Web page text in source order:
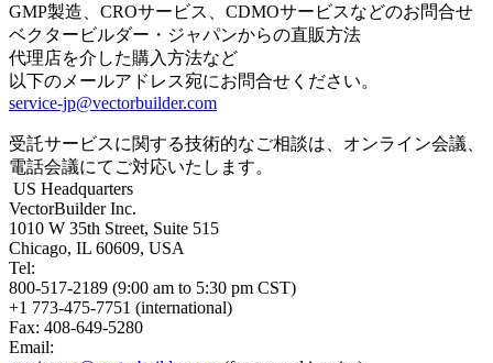
GMP製造、CROサービス、CDMOサービスなどのお問合せ
ベクタービルダー・ジャパンからの直販方法
代理店を介した購入方法など
以下のメールアドレス宛にお問合せください。
service-jp@vectorbuilder.com
受託サービスに関する技術的なご相談は、オンライン会議、
電話会議にてご対応いたします。
US Headquarters
VectorBuilder Inc.
1010 W 35th Street, Suite 515
Chicago, IL 60609, USA
Tel:
800-517-2189 (9:00 am to 5:30 pm CST)
+1 773-475-7751 (international)
Fax: 408-649-5280
Email: